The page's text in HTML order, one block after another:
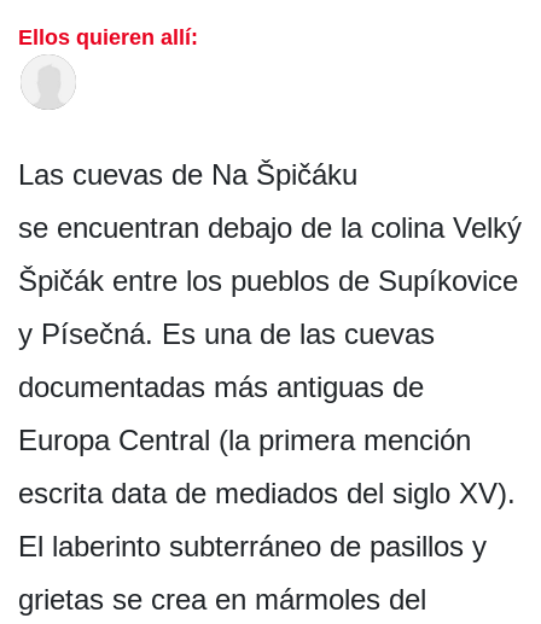
Ellos quieren allí:
Las cuevas de Na Špičáku
se encuentran debajo de la colina Velký
Špičák entre los pueblos de Supíkovice
y Písečná. Es una de las cuevas
documentadas más antiguas de
Europa Central (la primera mención
escrita data de mediados del siglo XV).
El laberinto subterráneo de pasillos y
grietas se crea en mármoles del